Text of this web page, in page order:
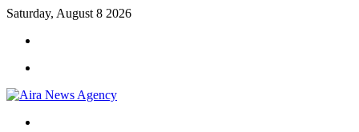
Saturday, August 8 2026